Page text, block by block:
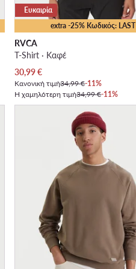
extra -25% Κωδικός: LAST
Ευκαιρία
RVCA
T-Shirt · Καφέ
Τρέχουσα τιμή
30,99€
Κανονική τιμή34,99 €-11%
Η χαμηλότερη τιμή34,99 €-11%